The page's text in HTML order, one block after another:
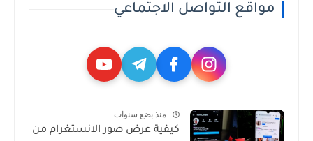
مواقع التواصل الاجتماعي
منذ بضع سنوات
كيفية عرض صور الانستغرام من